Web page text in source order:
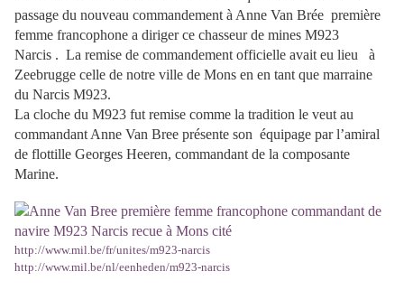
passage du nouveau commandement à Anne Van Brée première
femme francophone a diriger ce chasseur de mines M923
Narcis . La remise de commandement officielle avait eu lieu à
Zeebrugge celle de notre ville de Mons en en tant que marraine
du Narcis M923.
La cloche du M923 fut remise comme la tradition le veut au
commandant Anne Van Bree présente son équipage par l’amiral
de flottille Georges Heeren, commandant de la composante
Marine.
http://www.mil.be/fr/unites/m923-narcis
http://www.mil.be/nl/eenheden/m923-narcis